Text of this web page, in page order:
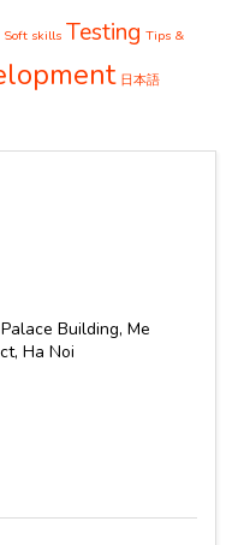
Soft skills Testing Tips &
日本語
Building, Me
Ha Noi